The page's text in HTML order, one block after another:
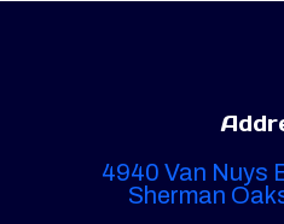
4940 Van Nuys
Sherman